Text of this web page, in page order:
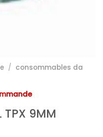
/ consommables da
TPX 9MM